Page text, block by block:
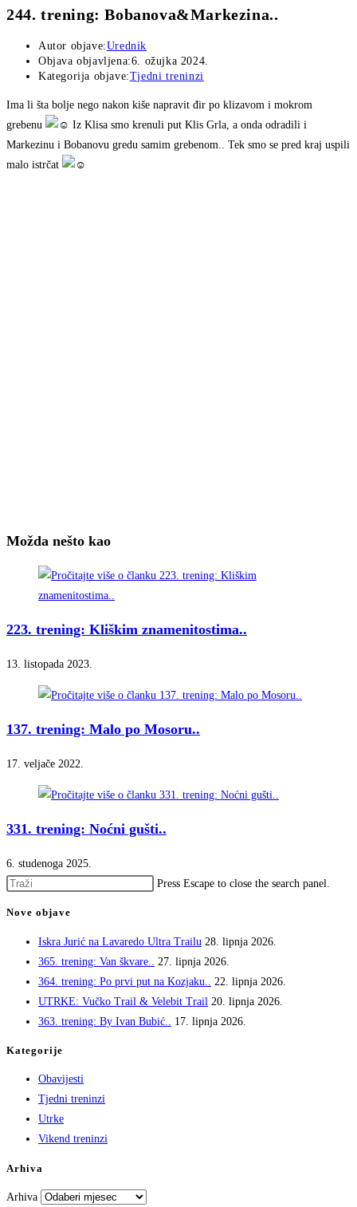
244. trening: Bobanova&Markezina..
Autor objave:Urednik
Objava objavljena:6. ožujka 2024.
Kategorija objave:Tjedni treninzi
Ima li šta bolje nego nakon kiše napravit đir po klizavom i mokrom
grebenu
Iz Klisa smo krenuli put Klis Grla, a onda odradili i
Markezinu i Bobanovu gredu samim grebenom.. Tek smo se pred kraj uspili
malo istrčat
Možda nešto kao
223. trening: Kliškim znamenitostima..
13. listopada 2023.
137. trening: Malo po Mosoru..
17. veljače 2022.
331. trening: Noćni gušti..
6. studenoga 2025.
Press Escape to close the search panel.
Nove objave
Iskra Jurić na Lavaredo Ultra Trailu 28. lipnja 2026.
365. trening: Van škvare..
27. lipnja 2026.
364. trening: Po prvi put na Kozjaku..
22. lipnja 2026.
UTRKE: Vučko Trail & Velebit Trail 20. lipnja 2026.
363. trening: By Ivan Bubić..
17. lipnja 2026.
Kategorije
Obavijesti
Tjedni treninzi
Utrke
Vikend treninzi
Arhiva
Arhiva